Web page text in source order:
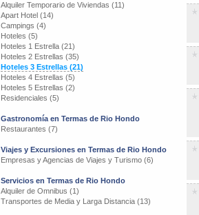
Alquiler Temporario de Viviendas (11)
Apart Hotel (14)
Campings (4)
Hoteles (5)
Hoteles 1 Estrella (21)
Hoteles 2 Estrellas (35)
Hoteles 3 Estrellas (21)
Hoteles 4 Estrellas (5)
Hoteles 5 Estrellas (2)
Residenciales (5)
Gastronomía en Termas de Rio Hondo
Restaurantes (7)
Viajes y Excursiones en Termas de Rio Hondo
Empresas y Agencias de Viajes y Turismo (6)
Servicios en Termas de Rio Hondo
Alquiler de Omnibus (1)
Transportes de Media y Larga Distancia (13)